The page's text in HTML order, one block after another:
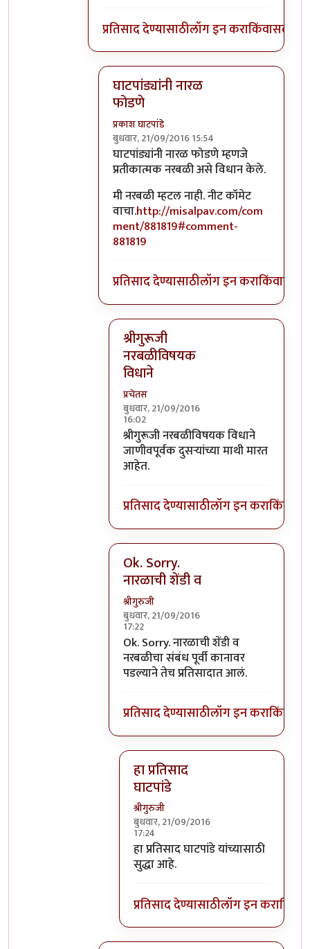
प्रतिसाद देण्यासाठीलॉग इन कराकिंवासदस्य
घाटपांड्यांनी नारळ
फोडणे
प्रकाश घाटपांडे
बुधवार, 21/09/2016 15:54
In reply toआत्मबंधवाल्यानी `कोहळा म्हणजे
घाटपांड्यांनी नारळ फोडणे म्हणजे
प्रतीकात्मक नरबळी असे विधान केले.
मी नरबळी म्हटल नाही. नीट कॉमेट
वाचा.http://misalpav.com/com
ment/881819#comment-
881819
प्रतिसाद देण्यासाठीलॉग इन कराकिंवा
श्रीगुरूजी
नरबळीविषयक
विधाने
प्रचेतस
बुधवार, 21/09/2016
16:02
In reply toघाटपांड्यांनी नारळ फोडणे
श्रीगुरूजी नरबळीविषयक विधाने
जाणीवपूर्वक दुसऱ्यांच्या माथी मारत
आहेत.
प्रतिसाद देण्यासाठीलॉग इन कराकिंवा
Ok. Sorry.
नारळाची शेंडी व
श्रीगुरुजी
बुधवार, 21/09/2016
17:22
In reply toघाटपांड्यांनी नारळ फोडणे
Ok. Sorry. नारळाची शेंडी व
नरबळीचा संबंध पूर्वी कानावर
पडल्याने तेच प्रतिसादात आलं.
प्रतिसाद देण्यासाठीलॉग इन कराकिंवा
हा प्रतिसाद
घाटपांडे
श्रीगुरुजी
बुधवार, 21/09/2016
17:24
In reply toOk. Sorry. नारळाची शेंडी व
हा प्रतिसाद घाटपांडे यांच्यासाठी
सुद्धा आहे.
प्रतिसाद देण्यासाठीलॉग इन कराकिंवा